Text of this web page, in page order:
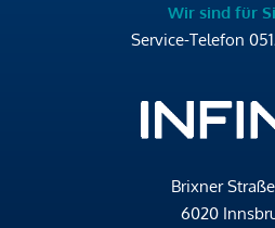
Wir sind für
Service-Telefon
Brixner
6020